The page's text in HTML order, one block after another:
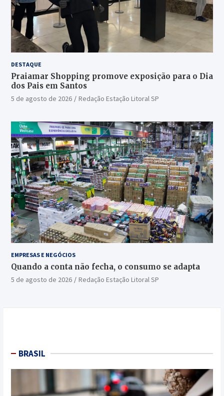
DESTAQUE
Praiamar Shopping promove exposição para o Dia
dos Pais em Santos
5 de agosto de 2026 Redação Estação Litoral SP
EMPRESAS E NEGÓCIOS
Quando a conta não fecha, o consumo se adapta
5 de agosto de 2026 Redação Estação Litoral SP
BRASIL